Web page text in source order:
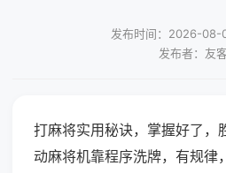
发布时间：2026-08-
发布者：友
打麻将实用秘诀，掌握好了，
动麻将机靠程序洗牌，有规律